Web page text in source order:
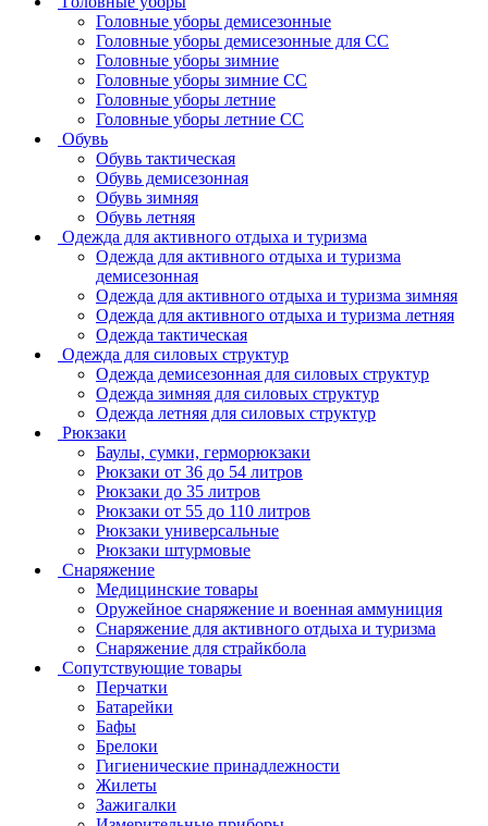
Головные уборы демисезонные
Головные уборы демисезонные для СС
Головные уборы зимние
Головные уборы зимние СС
Головные уборы летние
Головные уборы летние СС
Обувь
Обувь тактическая
Обувь демисезонная
Обувь зимняя
Обувь летняя
Одежда для активного отдыха и туризма
Одежда для активного отдыха и туризма
демисезонная
Одежда для активного отдыха и туризма зимняя
Одежда для активного отдыха и туризма летняя
Одежда тактическая
Одежда для силовых структур
Одежда демисезонная для силовых структур
Одежда зимняя для силовых структур
Одежда летняя для силовых структур
Рюкзаки
Баулы, сумки, герморюкзаки
Рюкзаки от 36 до 54 литров
Рюкзаки до 35 литров
Рюкзаки от 55 до 110 литров
Рюкзаки универсальные
Рюкзаки штурмовые
Снаряжение
Медицинские товары
Оружейное снаряжение и военная аммуниция
Снаряжение для активного отдыха и туризма
Снаряжение для страйкбола
Сопутствующие товары
Перчатки
Батарейки
Бафы
Брелоки
Гигиенические принадлежности
Жилеты
Зажигалки